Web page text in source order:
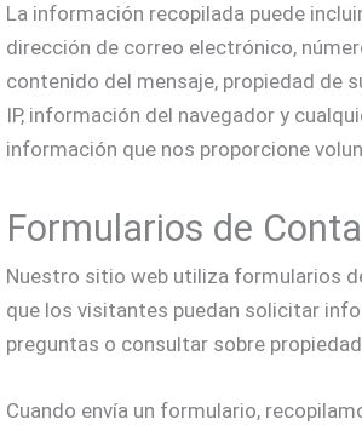
La información recopilada puede
dirección de correo electrónico,
contenido del mensaje, propiedad de
IP, información del navegador y
información que nos proporcione
Formularios de
Nuestro sitio web utiliza formularios
que los visitantes puedan solicitar
preguntas o consultar sobre
Cuando envía un formulario,